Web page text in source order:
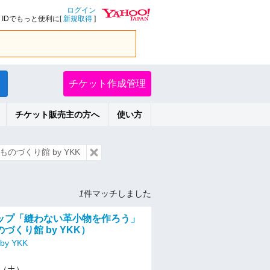
ログイン
IDでもっと便利に[新規取得 ]
チケット作成管理
チケット販売主の方へ 使い方
のづくり館 by YKK
1件マッチしました
プ「縫わない革小物を作ろう」
づくり館 by YKK）
YKK